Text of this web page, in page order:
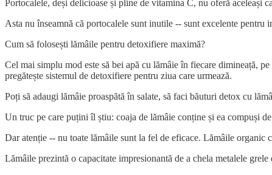
Portocalele, deși delicioase și pline de vitamina C, nu oferă aceleași
Asta nu înseamnă că portocalele sunt inutile -- sunt excelente
Cum să folosești lămâile pentru detoxifiere maximă?
Cel mai simplu mod este să bei apă cu lămâie în fiecare dimineață,
pregătește sistemul de detoxifiere pentru ziua care urmează.
Poți să adaugi lămâie proaspătă în salate, să faci băuturi detox cu
Un truc pe care puțini îl știu: coaja de lămâie conține și ea compuși
Dar atenție -- nu toate lămâile sunt la fel de eficace. Lămâile
Lămâile prezintă o capacitate impresionantă de a chela metalele